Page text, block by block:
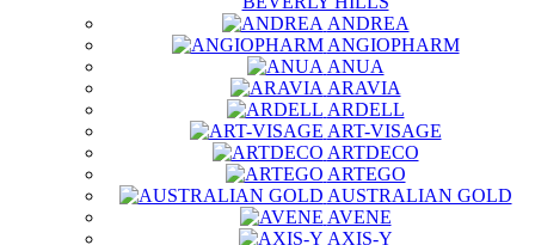
ANDREA
ANGIOPHARM
ANUA
ARAVIA
ARDELL
ART-VISAGE
ARTDECO
ARTEGO
AUSTRALIAN GOLD
AVENE
AXIS-Y